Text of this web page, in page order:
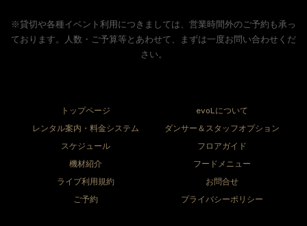
※貸切や各種イベント利用につきましては、営業時間外のご予約も承っ
ております。人数・ご予算等とあわせて、まずは一度お問い合わせくだ
さい。
トップページ
evoLについて
レンタル案内・料金システム
ダンサー＆スタッフオプション
スケジュール
フロアガイド
機材紹介
フードメニュー
ライブ利用規約
お問合せ
ご予約
プライバシーポリシー